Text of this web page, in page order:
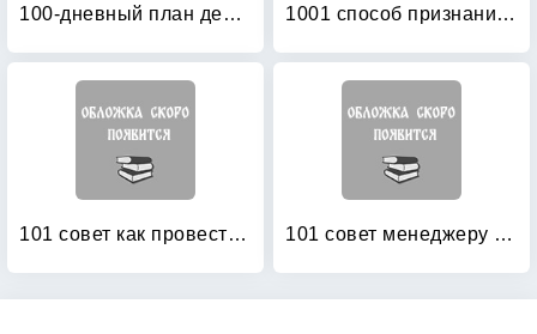
100-дневный план действий нового руководителя: как контролировать, создать свою команду и добиться быстрых результатов 1001 способ признания и вознаграждения: Полный справочник
101 совет как провести собеседование 101 совет менеджеру по подбору персонала